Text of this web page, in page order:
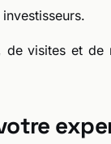
de visites et de